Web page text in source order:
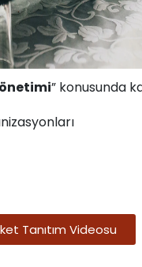
” konusunda
Tanıtım Videosu